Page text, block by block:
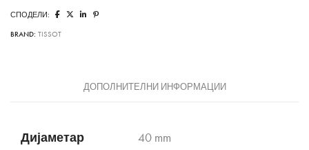
СПОДЕЛИ:
BRAND: TISSOT
ДОПОЛНИТЕЛНИ ИНФОРМАЦИИ
Дијаметар
40 mm